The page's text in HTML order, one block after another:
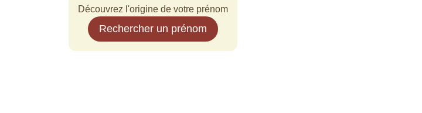
Découvrez l'origine de votre prénom
Rechercher un prénom